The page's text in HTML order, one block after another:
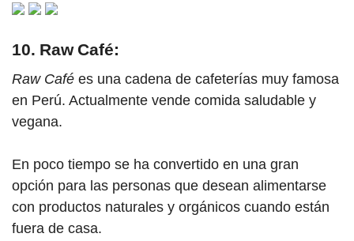
10. Raw Café:
Raw Café es una cadena de cafeterías muy famosa
en Perú. Actualmente vende comida saludable y
vegana.
En poco tiempo se ha convertido en una gran
opción para las personas que desean alimentarse
con productos naturales y orgánicos cuando están
fuera de casa.